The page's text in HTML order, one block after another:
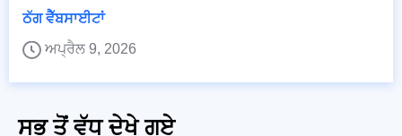
ਠੱਗ ਵੈੱਬਸਾਈਟਾਂ
ਅਪ੍ਰੈਲ 9, 2026
ਸਭ ਤੋਂ ਵੱਧ ਦੇਖੇ ਗਏ